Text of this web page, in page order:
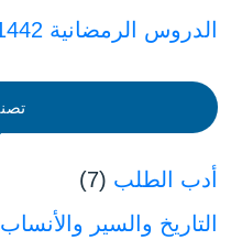
الدروس الرمضانية 1442
أدب الطلب (7)
التاريخ والسير